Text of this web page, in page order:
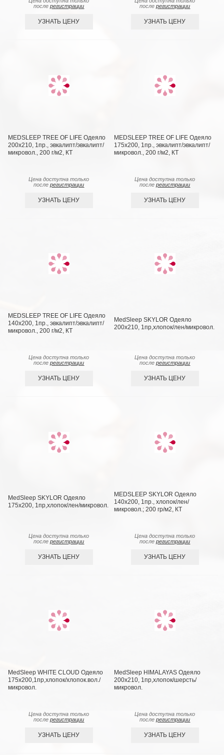
послерегистрации
УЗНАТЬ ЦЕНУ
послерегистрации
УЗНАТЬ ЦЕНУ
MEDSLEEP TREE OF LIFE Одеяло
200х210, 1пр., эвкалипт/эвкалипт/
микровол., 200 г/м2, КТ
Цена доступна только
послерегистрации
УЗНАТЬ ЦЕНУ
MEDSLEEP TREE OF LIFE Одеяло
175х200, 1пр., эвкалипт/эвкалипт/
микровол., 200 г/м2, КТ
Цена доступна только
послерегистрации
УЗНАТЬ ЦЕНУ
MEDSLEEP TREE OF LIFE Одеяло
140х200, 1пр., эвкалипт/эвкалипт/
микровол., 200 г/м2, КТ
Цена доступна только
послерегистрации
УЗНАТЬ ЦЕНУ
MedSleep SKYLOR Одеяло
200х210, 1пр,хлопок/лен/микровол.
Цена доступна только
послерегистрации
УЗНАТЬ ЦЕНУ
MedSleep SKYLOR Одеяло
175х200, 1пр,хлопок/лен/микровол.
Цена доступна только
послерегистрации
УЗНАТЬ ЦЕНУ
MEDSLEEP SKYLOR Одеяло
140х200, 1пр., хлопок/лен/
микровол.; 200 гр/м2, КТ
Цена доступна только
послерегистрации
УЗНАТЬ ЦЕНУ
MedSleep WHITE CLOUD Одеяло
175х200,1пр,хлопок/хлопок.вол./
микровол.
Цена доступна только
послерегистрации
УЗНАТЬ ЦЕНУ
MedSleep HIMALAYAS Oдеяло
200х210, 1пр,хлопок/шерсть/
микровол.
Цена доступна только
послерегистрации
УЗНАТЬ ЦЕНУ